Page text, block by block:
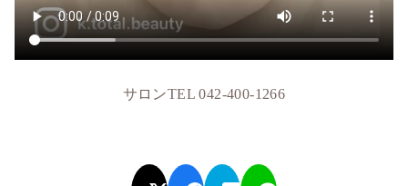
サロンTEL 042-400-1266